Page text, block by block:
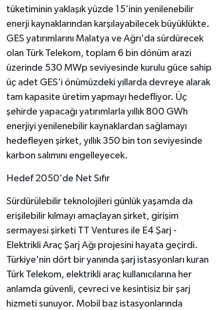
tüketiminin yaklaşık yüzde 15'inin yenilenebilir
enerji kaynaklarından karşılayabilecek büyüklükte.
GES yatırımlarını Malatya ve Ağrı'da sürdürecek
olan Türk Telekom, toplam 6 bin dönüm arazi
üzerinde 530 MWp seviyesinde kurulu güce sahip
üç adet GES'i önümüzdeki yıllarda devreye alarak
tam kapasite üretim yapmayı hedefliyor. Üç
şehirde yapacağı yatırımlarla yıllık 800 GWh
enerjiyi yenilenebilir kaynaklardan sağlamayı
hedefleyen şirket, yıllık 350 bin ton seviyesinde
karbon salımını engelleyecek.
Hedef 2050'de Net Sıfır
Sürdürülebilir teknolojileri günlük yaşamda da
erişilebilir kılmayı amaçlayan şirket, girişim
sermayesi şirketi TT Ventures ile E4 Şarj -
Elektrikli Araç Şarj Ağı projesini hayata geçirdi.
Türkiye'nin dört bir yanında şarj istasyonları kuran
Türk Telekom, elektrikli araç kullanıcılarına her
anlamda güvenli, çevreci ve kesintisiz bir şarj
hizmeti sunuyor. Mobil baz istasyonlarında